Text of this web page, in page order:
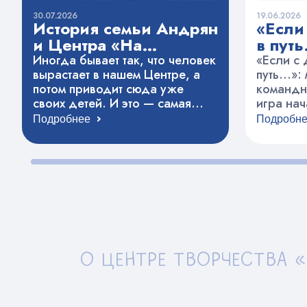
30.07.2026
История семьи Андрян
и Центра «На
Вадковском»
Иногда бывает так, что человек
вырастает в нашем Центре, а
потом приводит сюда уже
своих детей. И это — самая
тёплая награда для нас.
историей Любови Викторовны
Андрян. Она сама выросла в
Подробнее
19.06.2026
в
«Если с
путь…»:
игра
но
•
О ЦЕНТРЕ